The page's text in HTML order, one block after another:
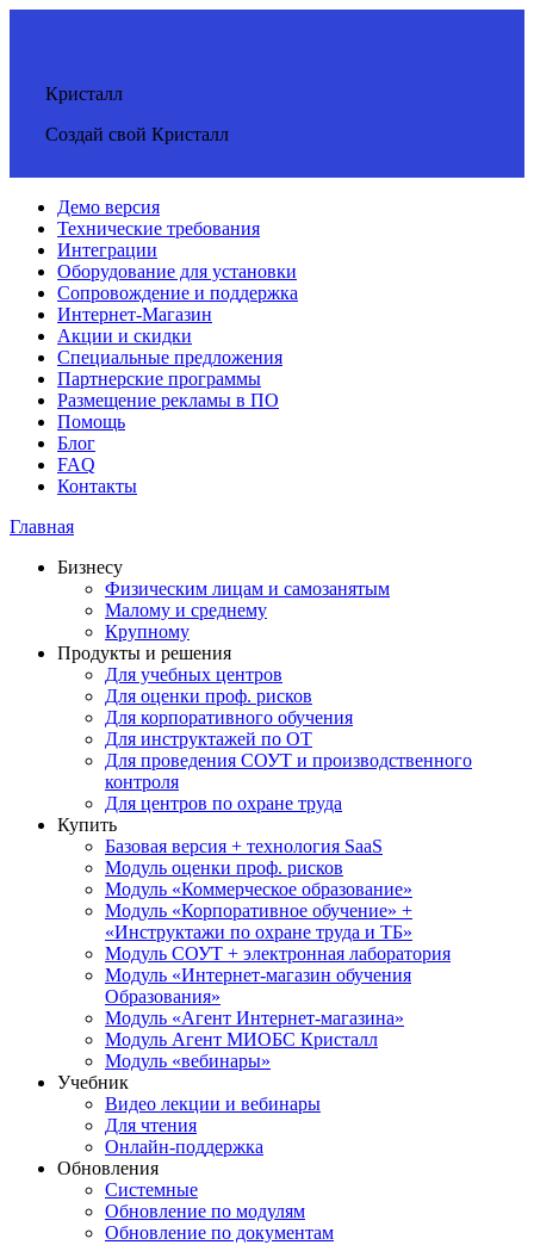
Кристалл
Создай свой Кристалл
Демо версия
Технические требования
Интеграции
Оборудование для установки
Сопровождение и поддержка
Интернет-Магазин
Акции и скидки
Специальные предложения
Партнерские программы
Размещение рекламы в ПО
Помощь
Блог
FAQ
Контакты
Главная
Бизнесу
Физическим лицам и самозанятым
Малому и среднему
Крупному
Продукты и решения
Для учебных центров
Для оценки проф. рисков
Для корпоративного обучения
Для инструктажей по ОТ
Для проведения СОУТ и производственного
контроля
Для центров по охране труда
Купить
Базовая версия + технология SaaS
Модуль оценки проф. рисков
Модуль «Коммерческое образование»
Модуль «Корпоративное обучение» +
«Инструктажи по охране труда и ТБ»
Модуль СОУТ + электронная лаборатория
Модуль «Интернет-магазин обучения
Образования»
Модуль «Агент Интернет-магазина»
Модуль Агент МИОБС Кристалл
Модуль «вебинары»
Учебник
Видео лекции и вебинары
Для чтения
Онлайн-поддержка
Обновления
Системные
Обновление по модулям
Обновление по документам